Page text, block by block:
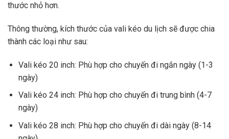
thước nhỏ hơn.
Thông thường, kích thước của vali kéo du lịch sẽ được chia
thành các loại như sau:
Vali kéo 20 inch: Phù hợp cho chuyến đi ngắn ngày (1-3
ngày)
Vali kéo 24 inch: Phù hợp cho chuyến đi trung bình (4-7
ngày)
Vali kéo 28 inch: Phù hợp cho chuyến đi dài ngày (8-14